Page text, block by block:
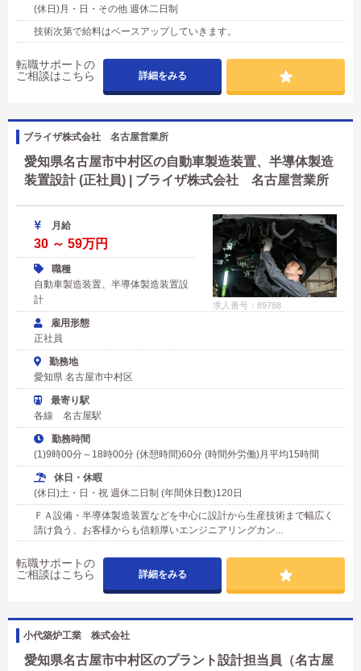
(休日)月・日・その他 週休二日制
技術次第で給料はベースアップしていきます。
転職サポートの
ご相談はこちら
詳細をみる
ブライザ株式会社 名古屋営業所
愛知県名古屋市中村区の自動車製造装置、半導体製造
装置設計 (正社員) | ブライザ株式会社 名古屋営業所
求人番号：89788
月給
30 ～ 59万円
職種
自動車製造装置、半導体製造装置設
計
雇用形態
正社員
勤務地
愛知県 名古屋市中村区
最寄り駅
各線 名古屋駅
勤務時間
(1)9時00分～18時00分 (休憩時間)60分 (時間外労働)月平均15時間
休日・休暇
(休日)土・日・祝 週休二日制 (年間休日数)120日
ＦＡ設備・半導体製造装置などを中心に設計から生産技術まで幅広く
請け負う、お客様からも信頼厚いエンジニアリングカン...
転職サポートの
ご相談はこちら
詳細をみる
小代築炉工業 株式会社
愛知県名古屋市中村区のプラント設計担当員（名古屋